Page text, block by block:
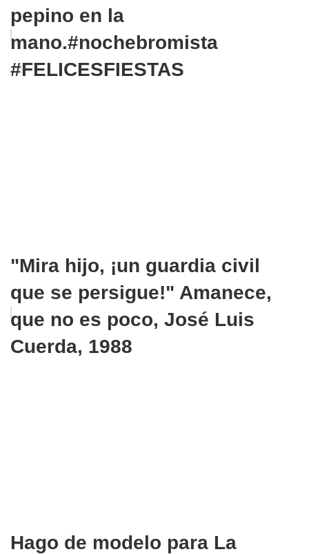
pepino en la
mano.#nochebromista
#FELICESFIESTAS
"Mira hijo, ¡un guardia civil
que se persigue!" Amanece,
que no es poco, José Luis
Cuerda, 1988
Hago de modelo para La